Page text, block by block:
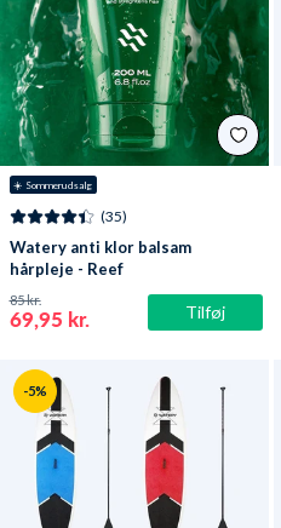
☀️ Sommerudsalg
Tilføj
(35)
Watery anti klor balsam
hårpleje - Reef
69,95 kr.
85 kr.
-5%